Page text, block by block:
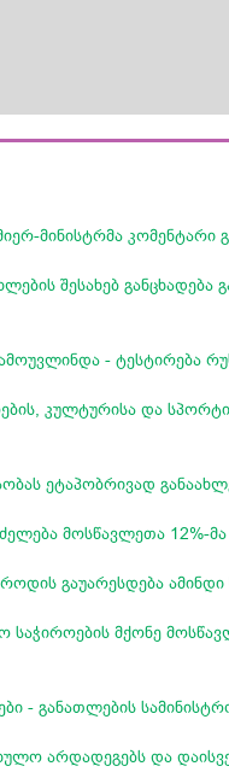
მინისტრმა კომენტარი
შესახებ
- ტესტირება
კულტურისა და
ეტაპობრივად
მოსწავლეთა 12%-
გაუარესდება
საჭიროების მქონე
- განათლების
არდადეგებს და